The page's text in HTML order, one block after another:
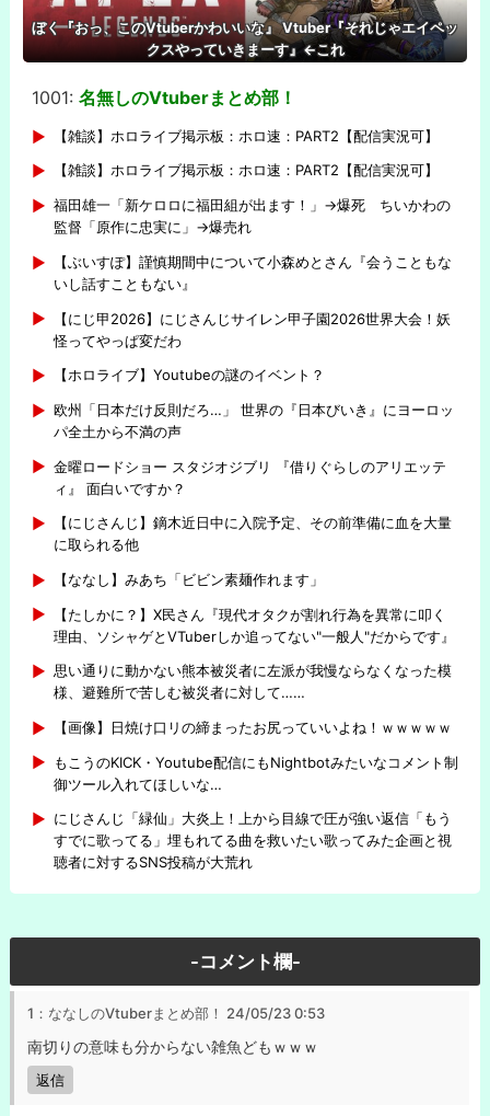
ぼく『おっ、このVtuberかわいいな』 Vtuber『それじゃエイペッ
クスやっていきまーす』←これ
1001: 名無しのVtuberまとめ部！
【雑談】ホロライブ掲示板：ホロ速：PART2【配信実況可】
【雑談】ホロライブ掲示板：ホロ速：PART2【配信実況可】
福田雄一「新ケロロに福田組が出ます！」→爆死 ちいかわの
監督「原作に忠実に」→爆売れ
【ぶいすぽ】謹慎期間中について小森めとさん『会うこともな
いし話すこともない』
【にじ甲2026】にじさんじサイレン甲子園2026世界大会！妖
怪ってやっぱ変だわ
【ホロライブ】Youtubeの謎のイベント？
欧州「日本だけ反則だろ…」 世界の『日本びいき』にヨーロッ
パ全土から不満の声
金曜ロードショー スタジオジブリ 『借りぐらしのアリエッテ
ィ』 面白いですか？
【にじさんじ】鏑木近日中に入院予定、その前準備に血を大量
に取られる他
【ななし】みあち「ビビン素麺作れます」
【たしかに？】X民さん『現代オタクが割れ行為を異常に叩く
理由、ソシャゲとVTuberしか追ってない"一般人"だからです』
思い通りに動かない熊本被災者に左派が我慢ならなくなった模
様、避難所で苦しむ被災者に対して……
【画像】日焼け口リの締まったお尻っていいよね！ｗｗｗｗｗ
もこうのKICK・Youtube配信にもNightbotみたいなコメント制
御ツール入れてほしいな…
にじさんじ「緑仙」大炎上！上から目線で圧が強い返信「もう
すでに歌ってる」埋もれてる曲を救いたい歌ってみた企画と視
聴者に対するSNS投稿が大荒れ
-コメント欄-
1：ななしのVtuberまとめ部！ 24/05/23 0:53
南切りの意味も分からない雑魚どもｗｗｗ
返信